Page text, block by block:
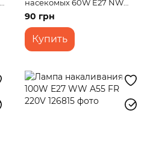
насекомых 60W E27 NW
A60 220V
90 грн
Купить